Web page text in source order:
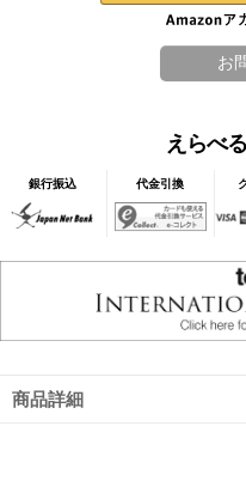
えらべ
銀行振込 代金引換
商品詳細